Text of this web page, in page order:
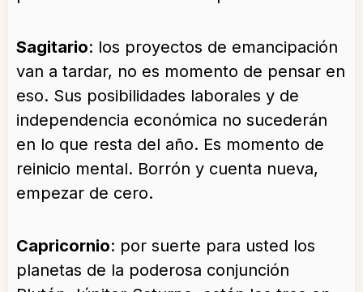
Sagitario: los proyectos de emancipación
van a tardar, no es momento de pensar en
eso. Sus posibilidades laborales y de
independencia económica no sucederán
en lo que resta del año. Es momento de
reinicio mental. Borrón y cuenta nueva,
empezar de cero.
Capricornio: por suerte para usted los
planetas de la poderosa conjunción